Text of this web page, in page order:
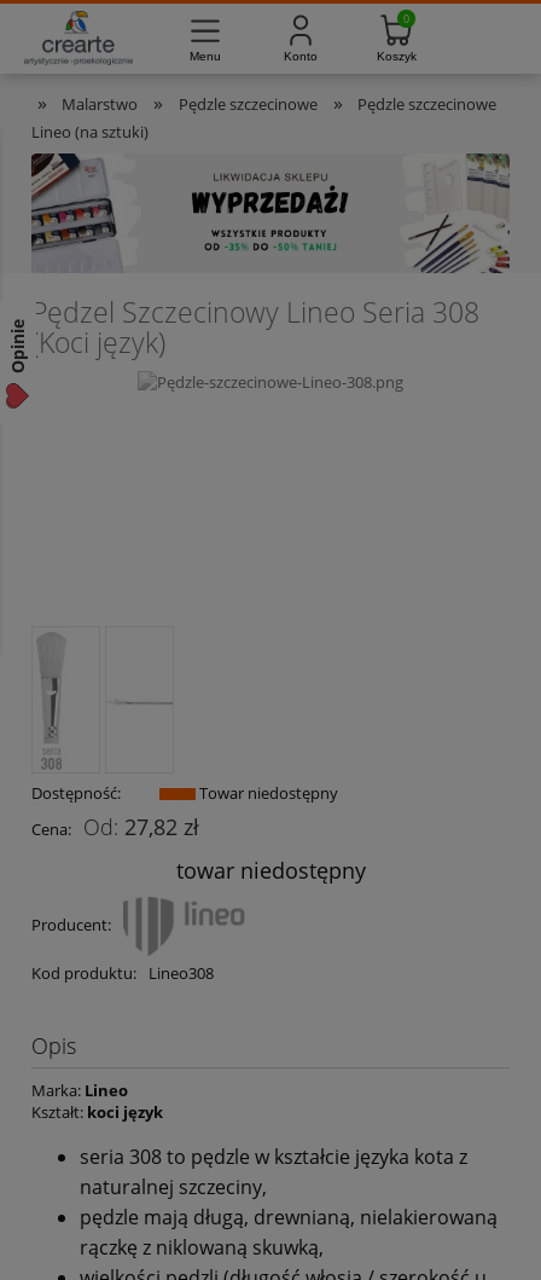
» Malarstwo » Pędzle szczecinowe »
Pędzle szczecinowe
Lineo (na sztuki)
Pędzel Szczecinowy Lineo Seria 308
(Koci język)
Dostępność:
Towar niedostępny
Cena:
27,82 zł
towar niedostępny
Producent:
Kod produktu: Lineo308
Opis
Marka: Lineo
Kształt: koci język
seria 308 to pędzle w kształcie języka kota z
naturalnej szczeciny,
pędzle mają długą, drewnianą, nielakierowaną
rączkę z niklowaną skuwką,
Masz pytania? 733-012-789 Pon. - Pt. 8:00 - 16:00
Opinie